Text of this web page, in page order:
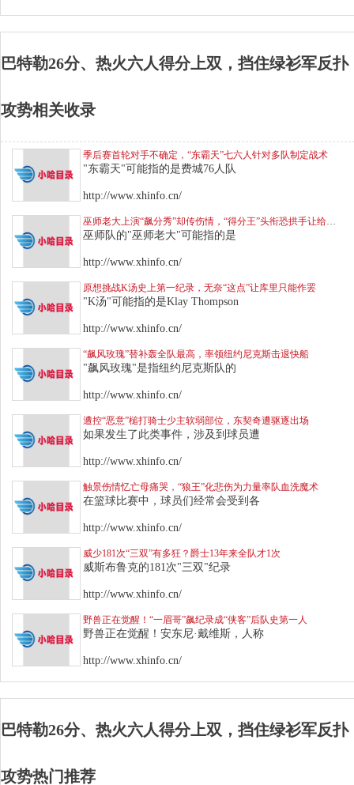
巴特勒26分、热火六人得分上双，挡住绿衫军反扑
攻势相关收录
季后赛首轮对手不确定，“东霸天”七六人针对多队制定战术
"东霸天"可能指的是费城76人队
http://www.xhinfo.cn/
巫师队的"巫师老大"可能指的是
http://www.xhinfo.cn/
原想挑战K汤史上第一纪录，无奈“这点”让库里只能作罢
"K汤"可能指的是Klay Thompson
http://www.xhinfo.cn/
“飙风玫瑰”替补轰全队最高，率领纽约尼克斯击退快船
"飙风玫瑰"是指纽约尼克斯队的
http://www.xhinfo.cn/
遭控“恶意”槌打骑士少主软弱部位，东契奇遭驱逐出场
如果发生了此类事件，涉及到球员遭
http://www.xhinfo.cn/
触景伤情忆亡母痛哭，“狼王”化悲伤为力量率队血洗魔术
在篮球比赛中，球员们经常会受到各
http://www.xhinfo.cn/
威少181次“三双”有多狂？爵士13年来全队才1次
威斯布鲁克的181次"三双"纪录
http://www.xhinfo.cn/
野兽正在觉醒！“一眉哥”飙纪录成“侠客”后队史第一人
野兽正在觉醒！安东尼·戴维斯，人称
http://www.xhinfo.cn/
巴特勒26分、热火六人得分上双，挡住绿衫军反扑
攻势热门推荐